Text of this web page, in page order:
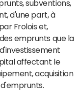
subventions,
d'une part, à
Frolois et,
emprunts que la
affectant le
acquisition